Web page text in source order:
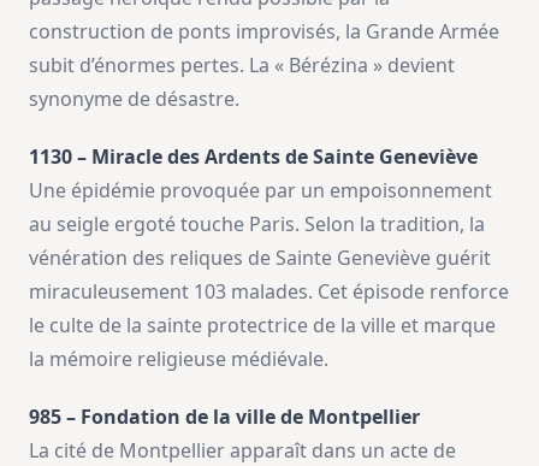
construction de ponts improvisés, la Grande Armée
subit d’énormes pertes. La « Bérézina » devient
synonyme de désastre.
1130 – Miracle des Ardents de Sainte Geneviève
Une épidémie provoquée par un empoisonnement
au seigle ergoté touche Paris. Selon la tradition, la
vénération des reliques de Sainte Geneviève guérit
miraculeusement 103 malades. Cet épisode renforce
le culte de la sainte protectrice de la ville et marque
la mémoire religieuse médiévale.
985 – Fondation de la ville de Montpellier
La cité de Montpellier apparaît dans un acte de